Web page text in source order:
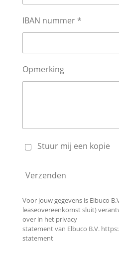
IBAN nummer *
Opmerking
Stuur mij een kopie
Verzenden
Voor jouw gegevens is Elbuco
leaseovereenkomst sluit)
over in het privacy
statement van Elbuco B.V.
statement